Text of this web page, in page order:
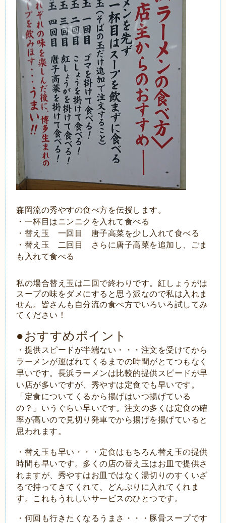
森岡流の秀やすの食べ方を伝授します。
・一杯目はニンニクを入れて食べる
・替え玉 一回目 唐子高菜を少し入れて食べる
・替え玉 二回目 さらに唐子高菜を追加し、ごま
も入れて食べる
私の場合替え玉は二回で終わりです。紅しょうがは
スープの味をダメにすると思う派なので私は入れま
せん。皆さんも自分流の食べ方でいろいろ試してみ
てください！
●おすすめポイント
・提供スピードが半端ない・・・注文を受けてから
ラーメンが運ばれてくるまでの時間がとてつもなく
早いです。長浜ラーメンは比較的提供スピードが早
い店が多いですが、秀やすは定食でも早いです。
「定食についてくるから揚げはいつ揚げている
の？」いうぐらい早いです。注文の多くは定食の確
率が高いので見切り発車でから揚げを揚げていると
思われます。
・替え玉も早い・・・定食はもちろん替え玉の提供
時間も早いです。多くの店の替え玉はお皿で提供さ
れますが、秀やすはお皿ではなく湯切りのすくいざ
るで持ってきてくれて、どんぶりに入れてくれま
す。これもうれしいサービスのひとつです。
・何回も行きたくなるうまさ・・・豚骨スープです